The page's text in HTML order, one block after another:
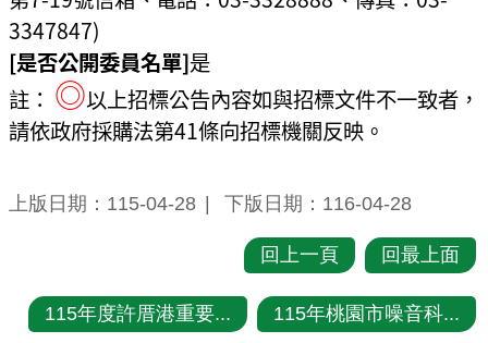
3347847)
[是否公開委員名單]是
註： ◎以上招標公告內容如與招標文件不一致者，
請依政府採購法第41條向招標機關反映。
上版日期：115-04-28 下版日期：116-04-28
回上一頁 回最上面
115年度許厝港重要... 115年桃園市噪音科...